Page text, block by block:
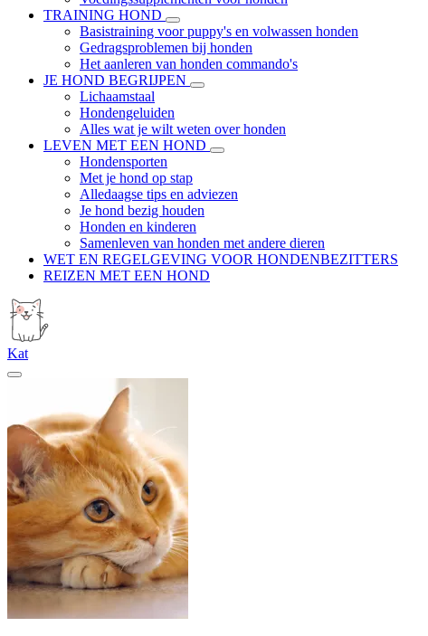
TRAINING HOND
Basistraining voor puppy's en volwassen honden
Gedragsproblemen bij honden
Het aanleren van honden commando's
JE HOND BEGRIJPEN
Lichaamstaal
Hondengeluiden
Alles wat je wilt weten over honden
LEVEN MET EEN HOND
Hondensporten
Met je hond op stap
Alledaagse tips en adviezen
Je hond bezig houden
Honden en kinderen
Samenleven van honden met andere dieren
WET EN REGELGEVING VOOR HONDENBEZITTERS
REIZEN MET EEN HOND
Kat